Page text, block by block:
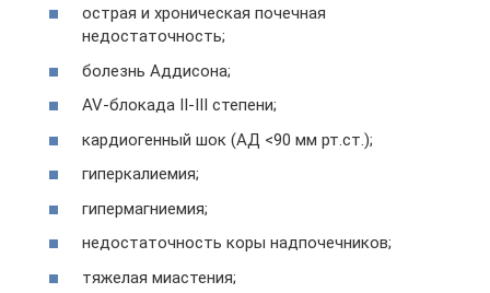
острая и хроническая почечная
недостаточность;
болезнь Аддисона;
AV-блокада II-III степени;
кардиогенный шок (АД <90 мм рт.ст.);
гиперкалиемия;
гипермагниемия;
недостаточность коры надпочечников;
тяжелая миастения;